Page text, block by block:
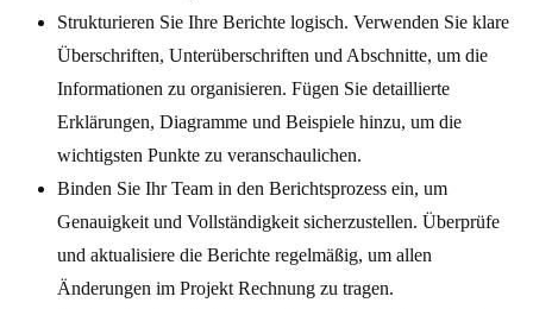
Strukturieren Sie Ihre Berichte logisch. Verwenden Sie klare
Überschriften, Unterüberschriften und Abschnitte, um die
Informationen zu organisieren. Fügen Sie detaillierte
Erklärungen, Diagramme und Beispiele hinzu, um die
wichtigsten Punkte zu veranschaulichen.
Binden Sie Ihr Team in den Berichtsprozess ein, um
Genauigkeit und Vollständigkeit sicherzustellen. Überprüfe
und aktualisiere die Berichte regelmäßig, um allen
Änderungen im Projekt Rechnung zu tragen.